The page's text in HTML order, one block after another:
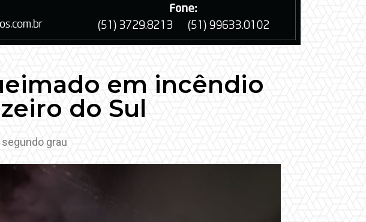
em incêndio
do Sul
grau